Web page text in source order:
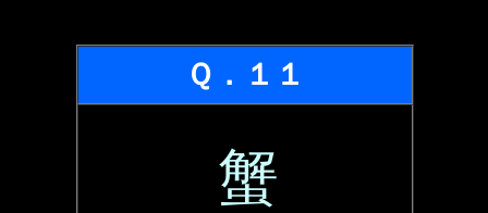
Ｑ．１１
蟹